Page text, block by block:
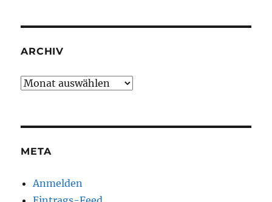
ARCHIV
Archiv
META
Anmelden